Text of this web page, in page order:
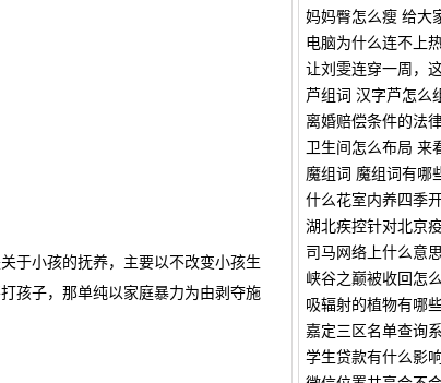
于小孩的抚养，主要以不改变小孩生
孩子，那单纯以家庭暴力为由剥夺施
妈妈臀怎么瘦 给大
电脑为什么连不上
让刘雯连穿一周，
芦组词 汉字芦怎么
离婚赔偿条件的法
卫生间怎么布局 来
魔组词 魔组词有哪
什么花室内养四季
湖北疾控针对北京
司马网络上什么意
峡谷之巅被收回怎
吸辐射的植物有哪
嘉定三区名单查询
学生贷款有什么影响